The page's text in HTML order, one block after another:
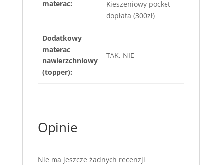
materac:
Kieszeniowy pocket
dopłata (300zł)
Dodatkowy
materac
nawierzchniowy
(topper):
TAK, NIE
Opinie
Nie ma jeszcze żadnych recenzji